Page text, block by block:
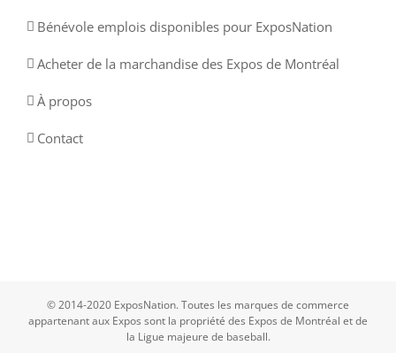
Bénévole emplois disponibles pour ExposNation
Acheter de la marchandise des Expos de Montréal
À propos
Contact
© 2014-2020 ExposNation. Toutes les marques de commerce
appartenant aux Expos sont la propriété des Expos de Montréal et de
la Ligue majeure de baseball.